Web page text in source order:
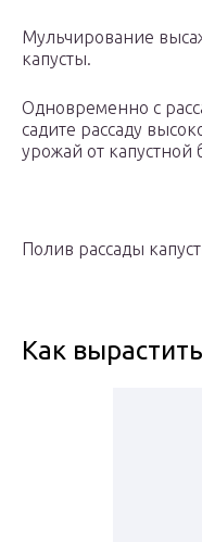
Мульчирование
капусты.
Одновременно с
садите рассаду
урожай от капустной
Полив рассады
Как